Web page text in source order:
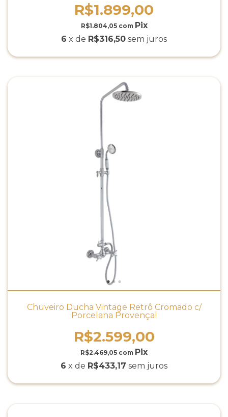
R$1.899,00
R$1.804,05 com
6 x de R$316,50 sem juros
Chuveiro Ducha Vintage Retrô Cromado c/
Porcelana Provençal
R$2.599,00
R$2.469,05 com
6 x de R$433,17 sem juros